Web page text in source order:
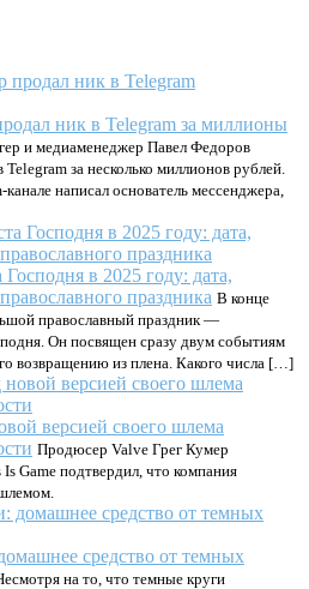
ник в Telegram за миллионы
и медиаменеджер Павел Федоров
за несколько миллионов рублей.
написал основатель мессенджера,
в 2025 году: дата,
праздника В конце
православный праздник —
Он посвящен сразу двум событиям
возвращению из плена. Какого числа […]
версией своего шлема
Продюсер Valve Грег Кумер
Game подтвердил, что компания
средство от темных
на то, что темные круги